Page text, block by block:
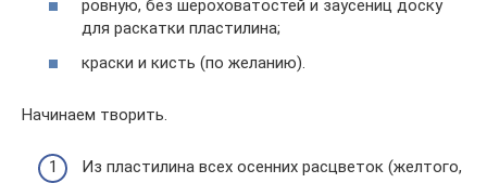
ровную, без шероховатостей и заусениц доску
для раскатки пластилина;
краски и кисть (по желанию).
Начинаем творить.
Из пластилина всех осенних расцветок (желтого,